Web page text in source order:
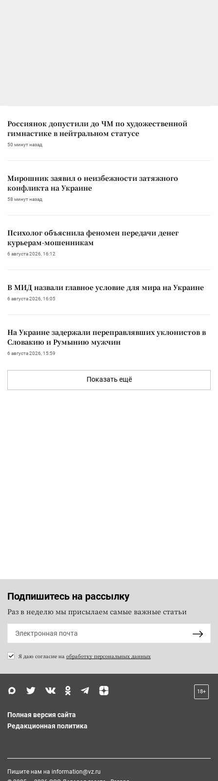
Россиянок допустили до ЧМ по художественной
гимнастике в нейтральном статусе
50 минут назад
Мирошник заявил о неизбежности затяжного
конфликта на Украине
58 минут назад
Психолог объяснила феномен передачи денег
курьерам-мошенникам
6 августа 2026, 16:12
В МИД назвали главное условие для мира на Украине
6 августа 2026, 16:05
На Украине задержали переправлявших уклонистов в
Словакию и Румынию мужчин
6 августа 2026, 15:59
Показать ещё
Подпишитесь на рассылку
Раз в неделю мы присылаем самые важные статьи
Я даю согласие на обработку персональных данных
18+
Полная версия сайта
Редакционная политика
Пишите нам на information@vz.ru